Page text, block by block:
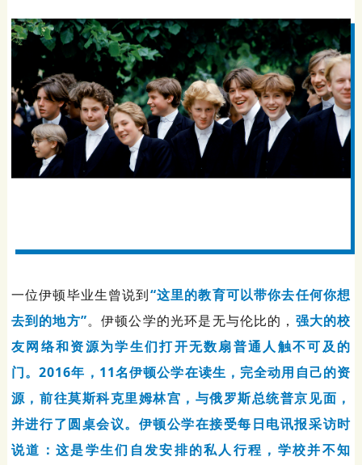
一位伊顿毕业生曾说到“这里的教育可以带你去任何你想
去到的地方”。伊顿公学的光环是无与伦比的， 强大的校
友网络和资源为学生们打开无数扇普通人触不可及的
门。2016年，11名伊顿公学在读生，完全动用自己的资
源，前往莫斯科克里姆林宫，与俄罗斯总统普京见面，
并进行了圆桌会议。伊顿公学在接受每日电讯报采访时
说道：这是学生们自发安排的私人行程，学校并不知